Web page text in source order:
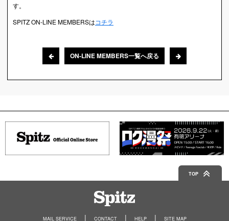
す。
SPITZ ON-LINE MEMBERSはコチラ
ON-LINE MEMBERS一覧へ戻る
TOP
MAIL SERVICE CONTACT HELP SITE MAP